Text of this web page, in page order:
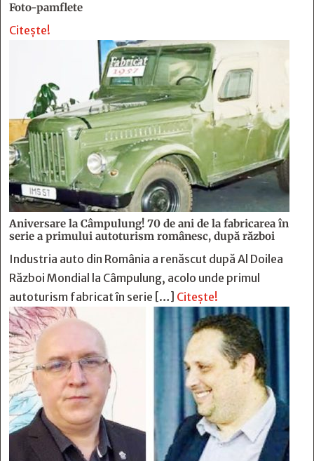
Foto-pamflete
Citește!
Aniversare la Câmpulung! 70 de ani de la fabricarea în
serie a primului autoturism românesc, după război
Industria auto din România a renăscut după Al Doilea
Război Mondial la Câmpulung, acolo unde primul
autoturism fabricat în serie […] Citește!